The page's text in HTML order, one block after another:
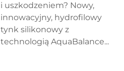
i uszkodzeniem? Nowy,
innowacyjny, hydrofilowy
tynk silikonowy z
technologią AquaBalance...